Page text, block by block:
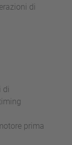
di
di
prima